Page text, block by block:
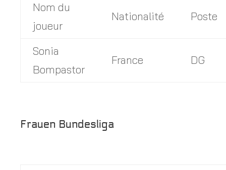
Nom du
joueur
Nationalité Poste
Sonia
Bompastor
France DG
Frauen Bundesliga